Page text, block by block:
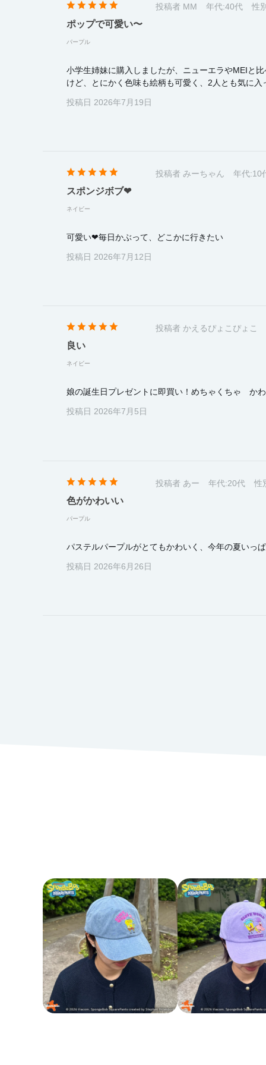
投稿者 MM 年代:40代 性
ポップで可愛い〜
パープル
小学生姉妹に購入しましたが、ニューエラやMEIと比
けど、とにかく色味も絵柄も可愛く、2人とも気に
投稿日 2026年7月19日
投稿者 みーちゃん 年代:10
スポンジボブ❤
ネイビー
可愛い❤毎日かぶって、どこかに行きたい
投稿日 2026年7月12日
投稿者 かえるぴょこぴょこ
良い
ネイビー
娘の誕生日プレゼントに即買い！めちゃくちゃ かわ
投稿日 2026年7月5日
投稿者 あー 年代:20代 性
色がかわいい
パープル
パステルパープルがとてもかわいく、今年の夏いっ
投稿日 2026年6月26日